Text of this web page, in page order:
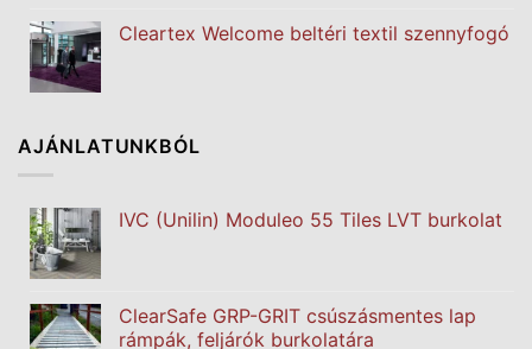
Cleartex Welcome beltéri textil szennyfogó
AJÁNLATUNKBÓL
IVC (Unilin) Moduleo 55 Tiles LVT burkolat
ClearSafe GRP-GRIT csúszásmentes lap
rámpák, feljárók burkolatára